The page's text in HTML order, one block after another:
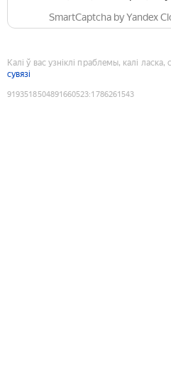
SmartCaptcha by Yandex
Калі ў вас узніклі праблемы, калі ласка,
сувязі
9193518504891660523:1786261543